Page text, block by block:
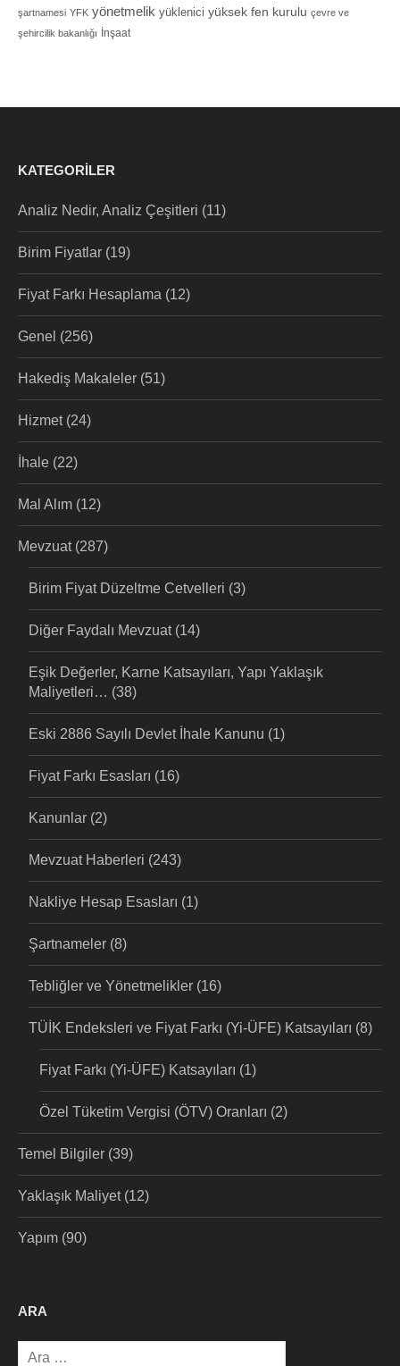
şartnamesi YFK yönetmelik yüklenici yüksek fen kurulu çevre ve
şehircilik bakanlığı
İnşaat
KATEGORILER
Analiz Nedir, Analiz Çeşitleri (11)
Birim Fiyatlar (19)
Fiyat Farkı Hesaplama (12)
Genel (256)
Hakediş Makaleler (51)
Hizmet(24)
İhale (22)
Mal Alım (12)
Mevzuat(287)
Birim Fiyat Düzeltme Cetvelleri (3)
Diğer Faydalı Mevzuat(14)
Eşik Değerler, Karne Katsayıları, Yapı Yaklaşık
Maliyetleri… (38)
Eski 2886 Sayılı Devlet İhale Kanunu (1)
Fiyat Farkı Esasları (16)
Kanunlar (2)
Mevzuat Haberleri (243)
Nakliye Hesap Esasları (1)
Şartnameler (8)
Tebliğler ve Yönetmelikler (16)
TÜİK Endeksleri ve Fiyat Farkı (Yi-ÜFE) Katsayıları (8)
Fiyat Farkı (Yi-ÜFE) Katsayıları (1)
Özel Tüketim Vergisi (ÖTV) Oranları (2)
Temel Bilgiler (39)
Yaklaşık Maliyet(12)
Yapım (90)
ARA
Arama: